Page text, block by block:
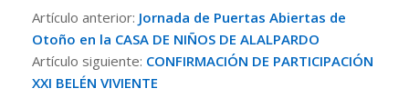
11-
07
Artículo anterior: Jornada de Puertas Abiertas de
Otoño en la CASA DE NIÑOS DE ALALPARDO
Artículo siguiente: CONFIRMACIÓN DE PARTICIPACIÓN
XXI BELÉN VIVIENTE